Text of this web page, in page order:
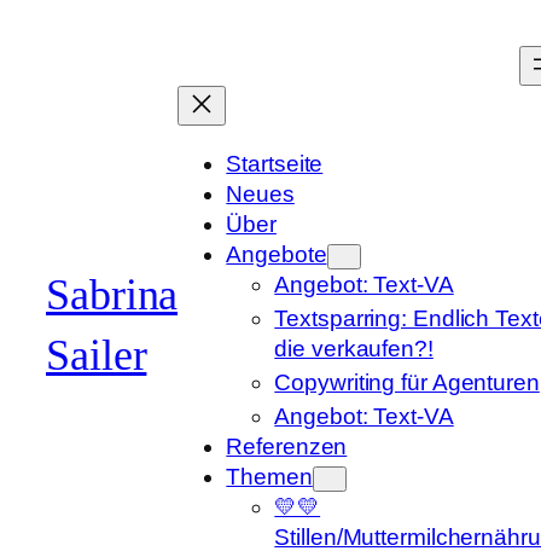
Sabrina
Sailer
Startseite
Neues
Über
Angebote
Angebot: Text-VA
Textsparring: Endlich
die verkaufen?!
Copywriting für Agenturen
Angebot: Text-VA
Referenzen
Themen
💛💛
Stillen/